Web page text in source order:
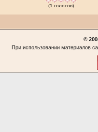
(1 голосов)
©
При использовании материалов